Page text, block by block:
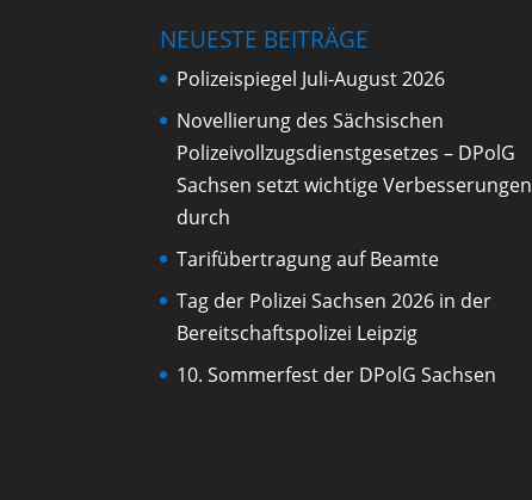
NEUESTE BEITRÄGE
Polizeispiegel Juli-August 2026
Novellierung des Sächsischen
Polizeivollzugsdienstgesetzes – DPolG
Sachsen setzt wichtige Verbesserungen
durch
Tarifübertragung auf Beamte
Tag der Polizei Sachsen 2026 in der
Bereitschaftspolizei Leipzig
10. Sommerfest der DPolG Sachsen